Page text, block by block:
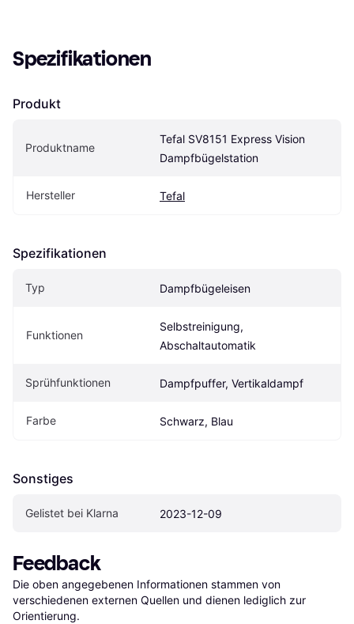
Spezifikationen
Produkt
Produktname
Tefal SV8151 Express Vision
Dampfbügelstation
Hersteller Tefal
Spezifikationen
Typ Dampfbügeleisen
Funktionen
Selbstreinigung,
Abschaltautomatik
Sprühfunktionen Dampfpuffer, Vertikaldampf
Farbe Schwarz, Blau
Sonstiges
Gelistet bei Klarna 2023-12-09
Feedback
Die oben angegebenen Informationen stammen von
verschiedenen externen Quellen und dienen lediglich zur
Orientierung.